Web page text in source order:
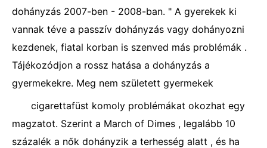
dohányzás 2007-ben - 2008-ban. " A gyerekek ki
vannak téve a passzív dohányzás vagy dohányozni
kezdenek, fiatal korban is szenved más problémák .
Tájékozódjon a rossz hatása a dohányzás a
gyermekekre. Meg nem született gyermekek
cigarettafüst komoly problémákat okozhat egy
magzatot. Szerint a March of Dimes , legalább 10
százalék a nők dohányzik a terhesség alatt , és ha